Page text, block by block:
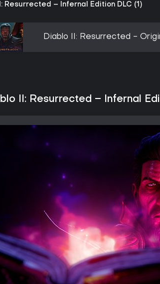
Resurrected – Infernal Edition DLC (1)
Diablo II: Resurrected -
II: Resurrected – Infernal